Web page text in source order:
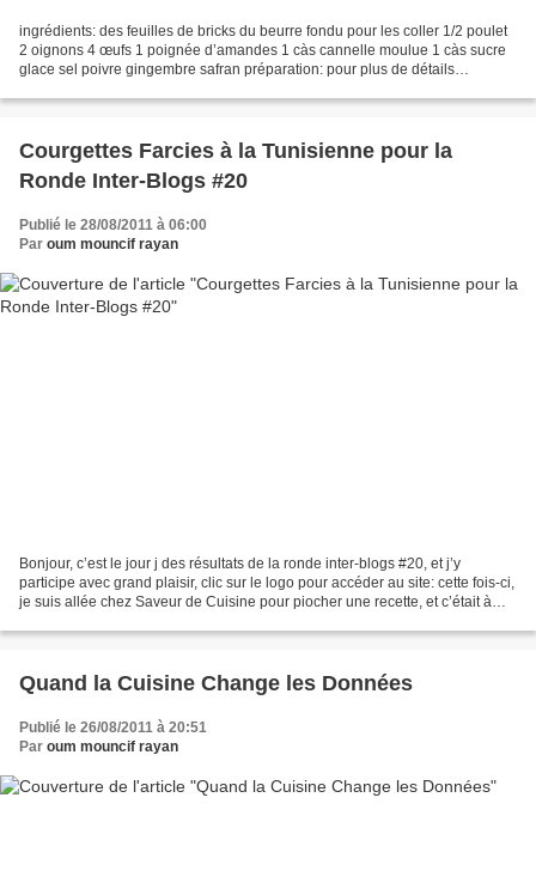
ingrédients: des feuilles de bricks du beurre fondu pour les coller 1/2 poulet
2 oignons 4 œufs 1 poignée d’amandes 1 càs cannelle moulue 1 càs sucre
glace sel poivre gingembre safran préparation: pour plus de détails
Courgettes Farcies à la Tunisienne pour la
Ronde Inter-Blogs #20
Publié le 28/08/2011 à 06:00
Par oum mouncif rayan
Bonjour, c’est le jour j des résultats de la ronde inter-blogs #20, et j’y
participe avec grand plaisir, clic sur le logo pour accéder au site: cette fois-ci,
je suis allée chez Saveur de Cuisine pour piocher une recette, et c’était à
Quand la Cuisine Change les Données
Publié le 26/08/2011 à 20:51
Par oum mouncif rayan